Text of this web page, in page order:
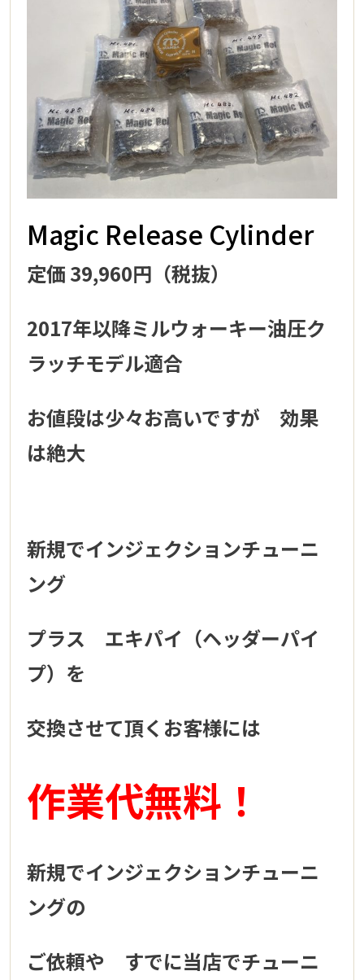
Magic Release Cylinder
定価 39,960円（税抜）
2017年以降ミルウォーキー油圧ク
ラッチモデル適合
お値段は少々お高いですが 効果
は絶大
新規でインジェクションチューニ
ング
プラス エキパイ（ヘッダーパイ
プ）を
交換させて頂くお客様には
作業代無料！
新規でインジェクションチューニ
ングの
ご依頼や すでに当店でチューニ